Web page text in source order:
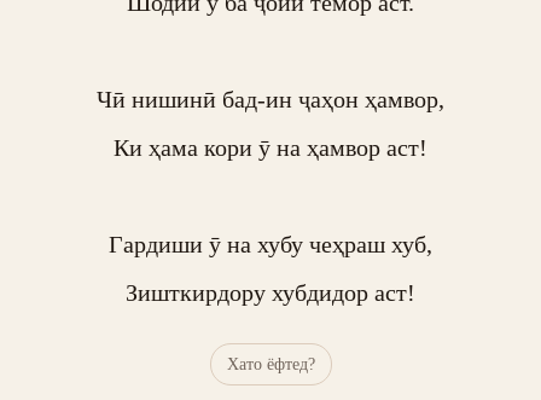
Чӣ нишинӣ бад-ин ҷаҳон ҳамвор,
Ки ҳама кори ӯ на ҳамвор аст!
Гардиши ӯ на хубу чеҳраш хуб,
Зишткирдору хубдидор аст!
Хато ёфтед?